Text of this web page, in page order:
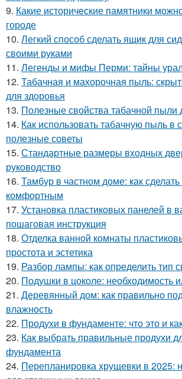
9. Какие исторические памятники
городе
10. Легкий способ сделать ящик для
своими руками
11. Легенды и мифы Перми: тайны
12. Табачная и махорочная пыль:
для здоровья
13. Полезные свойства табачной пыли
14. Как использовать табачную пыль в
полезные советы
15. Стандартные размеры входных
руководство
16. Тамбур в частном доме: как
комфортным
17. Установка пластиковых панелей в
пошаговая инструкция
18. Отделка ванной комнаты
простота и эстетика
19. Разбор лампы: как определить тип
20. Подушки в цоколе: необходимость
21. Деревянный дом: как правильно
влажность
22. Продухи в фундаменте: что это и
23. Как выбрать правильные продухи
фундамента
24. Перепланировка хрущевки в 2025: